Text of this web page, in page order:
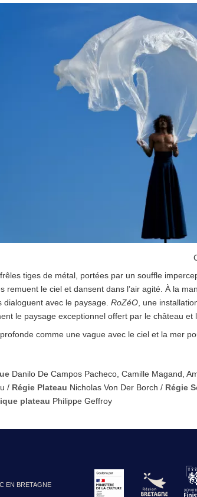
tiges de métal, portées par un souffle
remuent le ciel et dansent dans l’air agité. À la
dialoguent avec le paysage. RoZéO, une
le paysage exceptionnel offert par le château et
comme une vague avec le ciel et la mer
Danilo De Campos Pacheco, Camille Magand,
/ Régie Plateau Nicholas Von Der Borch / Régie
plateau Philippe Geffroy
EN BRETAGNE